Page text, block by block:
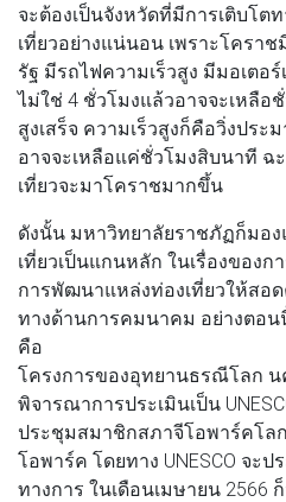
จะต้องเป็นจังหวัดที่มีการเติบโต
เที่ยวอย่างแน่นอน เพราะโครา
รัฐ มีรถไฟความเร็วสูง มีมอเตอ
ไม่ใช่ 4 ชั่วโมงแล้วอาจจะเหลือ
สูงเสร็จ ความเร็วสูงก็คือวิ่งปร
อาจจะเหลือแค่ชั่วโมงสิบนาที
เที่ยวจะมาโคราชมากขึ้น
ดังนั้น มหาวิทยาลัยราชภัฏก็มอง
เที่ยวเป็นแกนหลัก ในเรื่องของก
การพัฒนาแหล่งท่องเที่ยวให้สอ
ทางด้านการคมนาคม อย่างตอ
คือ
โครงการของอุทยานธรณีโลก น
พิจารณาการประเมินเป็น
ประชุมสมาชิกสภาจีโอพาร์คโล
โอพาร์ค โดยทาง UNESCO จะ
ทางการ ในเดือนเมษายน 2566